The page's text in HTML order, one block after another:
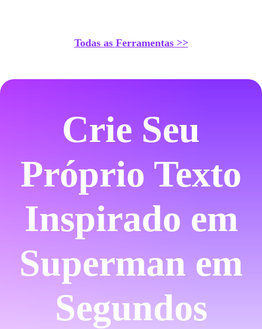
Todas as Ferramentas >>
Crie Seu
Próprio Texto
Inspirado em
Superman em
Segundos